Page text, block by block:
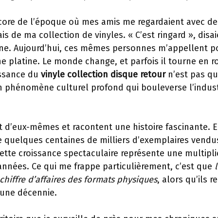
de l’époque où mes amis me regardaient avec
de ma collection de vinyles. « C’est ringard »,
Aujourd’hui, ces mêmes personnes m’appellent
platine. Le monde change, et parfois il tourne en
du vinyle collection disque retourn’est pas
phénomène culturel profond qui bouleverse
mêmes et racontent une histoire fascinante.
quelques centaines de milliers d’exemplaires
croissance spectaculaire représente une
Ce qui me frappe particulièrement, c’est que
d’affaires des formats physiques, alors qu’ils
décennie.